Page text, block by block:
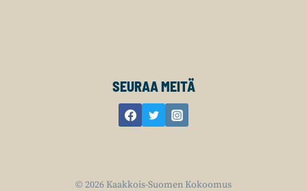
SEURAA MEITÄ
© 2026 Kaakkois-Suomen Kokoomus